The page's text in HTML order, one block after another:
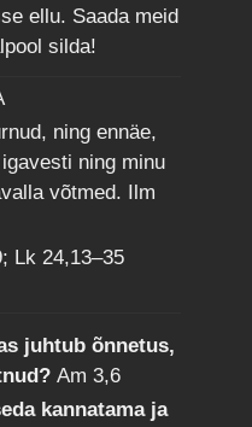
ellu. Saada meid
silda!
ning ennäe,
ning minu
võtmed.
Ilm
Lk 24,13–35
juhtub õnnetus,
Am 3,6
kannatama ja